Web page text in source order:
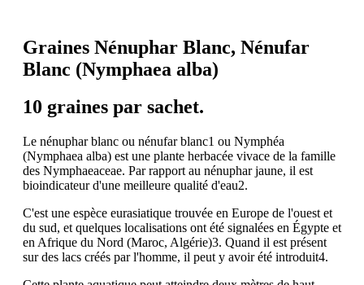
Graines Nénuphar Blanc, Nénufar
Blanc (Nymphaea alba)
10 graines par sachet.
Le nénuphar blanc ou nénufar blanc1 ou Nymphéa
(Nymphaea alba) est une plante herbacée vivace de la famille
des Nymphaeaceae. Par rapport au nénuphar jaune, il est
bioindicateur d'une meilleure qualité d'eau2.
C'est une espèce eurasiatique trouvée en Europe de l'ouest et
du sud, et quelques localisations ont été signalées en Égypte et
en Afrique du Nord (Maroc, Algérie)3. Quand il est présent
sur des lacs créés par l'homme, il peut y avoir été introduit4.